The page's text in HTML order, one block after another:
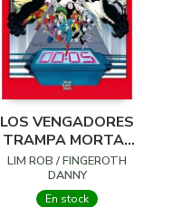
LOS VENGADORES
TRAMPA MORTAL
LA BOVEDA
LIM ROB / FINGEROTH
DANNY
En stock